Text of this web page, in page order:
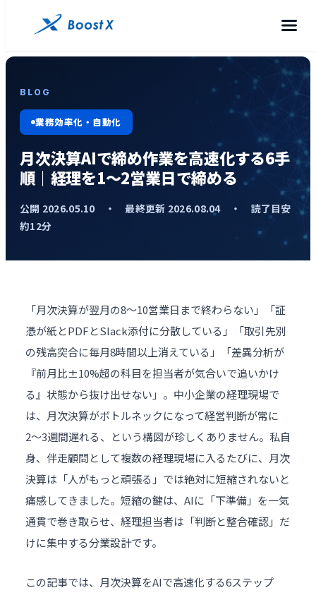
BLOG
業務効率化・自動化
月次決算AIで締め作業を高速化する6手
順｜経理を1〜2営業日で締める
公開 2026.05.10 ・ 最終更新 2026.08.04 ・ 読了目安
約12分
「月次決算が翌月の8〜10営業日まで終わらない」「証
憑が紙とPDFとSlack添付に分散している」「取引先別
の残高突合に毎月8時間以上消えている」「差異分析が
『前月比±10%超の科目を担当者が気合いで追いかけ
る』状態から抜け出せない」。中小企業の経理現場で
は、月次決算がボトルネックになって経営判断が常に
2〜3週間遅れる、という構図が珍しくありません。私自
身、伴走顧問として複数の経理現場に入るたびに、月次
決算は「人がもっと頑張る」では絶対に短縮されないと
痛感してきました。短縮の鍵は、AIに「下準備」を一気
通貫で巻き取らせ、経理担当者は「判断と整合確認」だ
けに集中する分業設計です。
この記事では、月次決算をAIで高速化する6ステップ